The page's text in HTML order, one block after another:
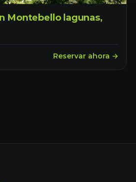
Montebello lagunas,
Reservar ahora →